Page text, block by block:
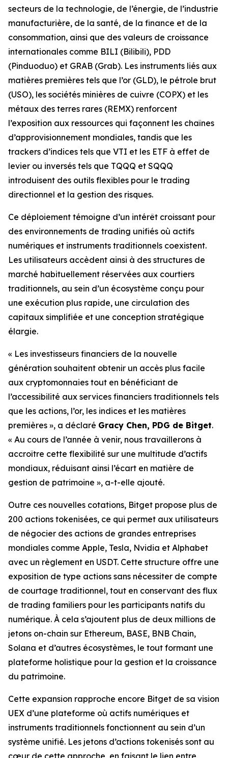
secteurs de la technologie, de l’énergie, de l’industrie
manufacturière, de la santé, de la finance et de la
consommation, ainsi que des valeurs de croissance
internationales comme BILI (Bilibili), PDD
(Pinduoduo) et GRAB (Grab). Les instruments liés aux
matières premières tels que l’or (GLD), le pétrole brut
(USO), les sociétés minières de cuivre (COPX) et les
métaux des terres rares (REMX) renforcent
l’exposition aux ressources qui façonnent les chaînes
d’approvisionnement mondiales, tandis que les
trackers d’indices tels que VTI et les ETF à effet de
levier ou inversés tels que TQQQ et SQQQ
introduisent des outils flexibles pour le trading
directionnel et la gestion des risques.
Ce déploiement témoigne d’un intérêt croissant pour
des environnements de trading unifiés où actifs
numériques et instruments traditionnels coexistent.
Les utilisateurs accèdent ainsi à des structures de
marché habituellement réservées aux courtiers
traditionnels, au sein d’un écosystème conçu pour
une exécution plus rapide, une circulation des
capitaux simplifiée et une conception stratégique
élargie.
« Les investisseurs financiers de la nouvelle
génération souhaitent obtenir un accès plus facile
aux cryptomonnaies tout en bénéficiant de
l’accessibilité aux services financiers traditionnels tels
que les actions, l’or, les indices et les matières
premières », a déclaré Gracy Chen, PDG de Bitget.
« Au cours de l’année à venir, nous travaillerons à
accroître cette flexibilité sur une multitude d’actifs
mondiaux, réduisant ainsi l’écart en matière de
gestion de patrimoine », a-t-elle ajouté.
Outre ces nouvelles cotations, Bitget propose plus de
200 actions tokenisées, ce qui permet aux utilisateurs
de négocier des actions de grandes entreprises
mondiales comme Apple, Tesla, Nvidia et Alphabet
avec un règlement en USDT. Cette structure offre une
exposition de type actions sans nécessiter de compte
de courtage traditionnel, tout en conservant des flux
de trading familiers pour les participants natifs du
numérique. À cela s’ajoutent plus de deux millions de
jetons on-chain sur Ethereum, BASE, BNB Chain,
Solana et d’autres écosystèmes, le tout formant une
plateforme holistique pour la gestion et la croissance
du patrimoine.
Cette expansion rapproche encore Bitget de sa vision
UEX d’une plateforme où actifs numériques et
instruments traditionnels fonctionnent au sein d’un
système unifié. Les jetons d’actions tokenisés sont au
cœur de cette approche, en faisant le lien entre